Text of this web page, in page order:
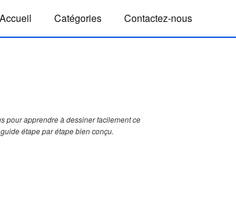
Accueil Catégories Contactez-nous
pour apprendre à dessiner facilement ce
étape par étape bien conçu.